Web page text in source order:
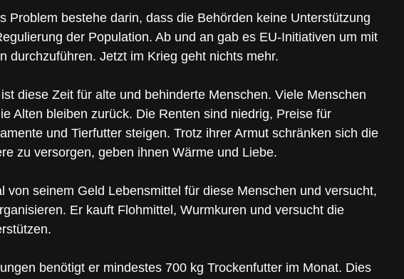
Problem bestehe darin, dass die Behörden keine Unterstützung
der Population. Ab und an gab es EU-Initiativen um mit
durchzuführen. Jetzt im Krieg geht nichts mehr.
diese Zeit für alte und behinderte Menschen. Viele Menschen
Alten bleiben zurück. Die Renten sind niedrig, Preise für
und Tierfutter steigen. Trotz ihrer Armut schränken sich die
zu versorgen, geben ihnen Wärme und Liebe.
von seinem Geld Lebensmittel für diese Menschen und versucht,
Er kauft Flohmittel, Wurmkuren und versucht die
benötigt er mindestes 700 kg Trockenfutter im Monat. Dies